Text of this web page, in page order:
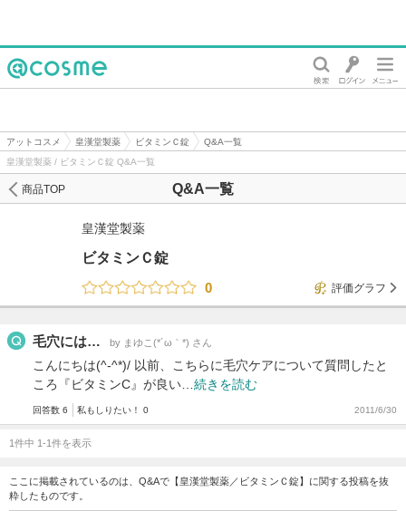
アットコスメ 皇漢堂製薬 ビタミンＣ錠
Q&A一覧
皇漢堂製薬 / ビタミンＣ錠 Q&A一覧
Q&A一覧
商品TOP
皇漢堂製薬
ビタミンＣ錠
0
評価グラフ
毛穴には… by まゆこ(*´ω｀*) さん
こんにちは(^-^*)/ 以前、こちらに毛穴ケアについて質問したと
ころ『ビタミンC』が良い… 続きを読む
回答数 6 私もしりたい！ 0 2011/6/30
1件中 1-1件を表示
ここに掲載されているのは、Q&Aで【皇漢堂製薬／ビタミンＣ錠】に関する投稿を抜
粋したものです。